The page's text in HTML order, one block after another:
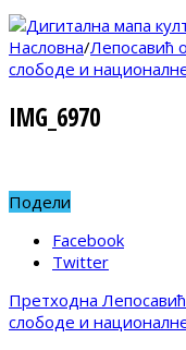
Насловна/Лепосавић
слободе и
IMG_6970
Подели
Facebook
Twitter
Претходна
слободе и